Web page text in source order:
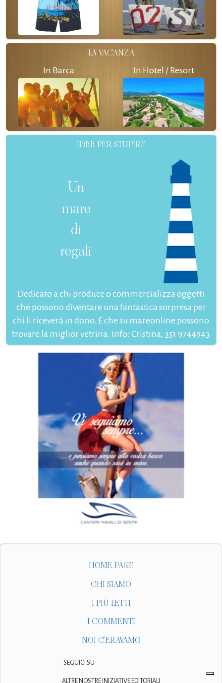
LA VACANZA
In Barca In Hotel / Resort
IDEE PER STUPIRE
Un
mare
di
regali
Dedicato a chi produce o commercializza oggetti
che possono diventare una fantastica sorpresa per
chi li riceverà in dono. E che su mareonline possono
trovare la miglior vetrina. Info: Cristina, 351 9744943
HOME PAGE
CHI SIAMO
I PIÙ LETTI
I COMMENTI
NOI C'ERAVAMO
SEGUICI SU
ALTRE NOSTRE INIZIATIVE EDITORIALI